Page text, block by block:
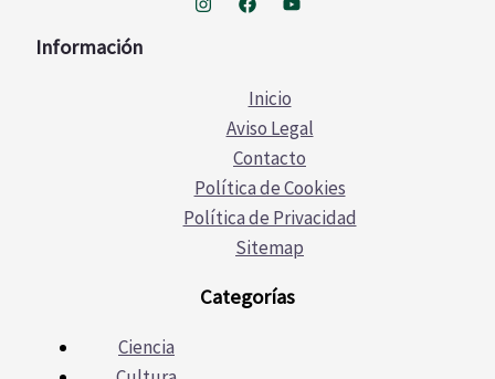
Información
Inicio
Aviso Legal
Contacto
Política de Cookies
Política de Privacidad
Sitemap
Categorías
Ciencia